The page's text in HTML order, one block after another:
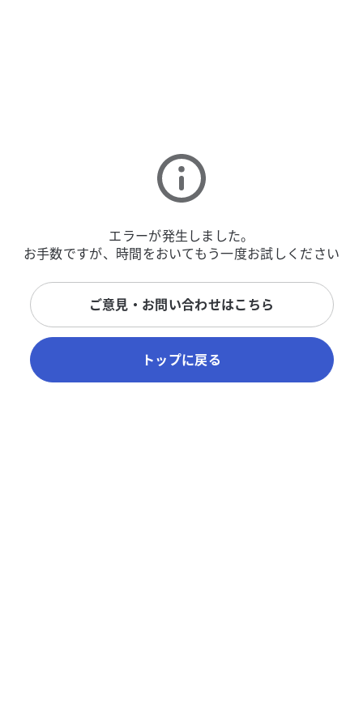
エラーが発生しました。
お手数ですが、時間をおいてもう一度お試しください
ご意見・お問い合わせはこちら
トップに戻る